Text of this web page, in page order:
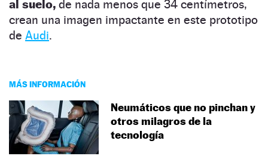
al suelo, de nada menos que 34 centímetros,
crean una imagen impactante en este prototipo
de Audi.
MÁS INFORMACIÓN
Neumáticos que no pinchan y
otros milagros de la
tecnología